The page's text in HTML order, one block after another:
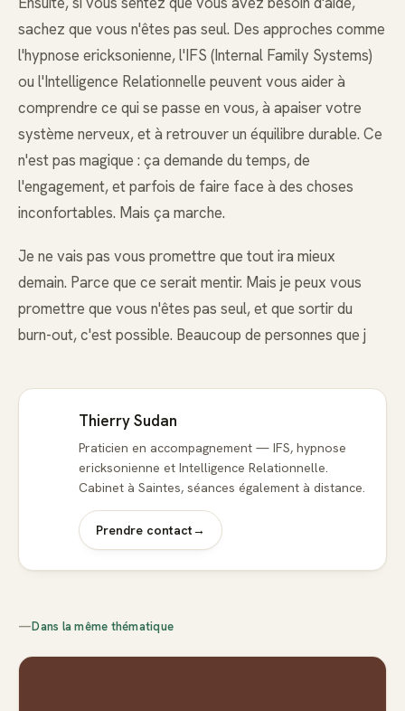
sachez que vous n'êtes pas seul. Des approches comme
l'hypnose ericksonienne, l'IFS (Internal Family Systems)
ou l'Intelligence Relationnelle peuvent vous aider à
comprendre ce qui se passe en vous, à apaiser votre
système nerveux, et à retrouver un équilibre durable. Ce
n'est pas magique : ça demande du temps, de
l'engagement, et parfois de faire face à des choses
inconfortables. Mais ça marche.
Je ne vais pas vous promettre que tout ira mieux
demain. Parce que ce serait mentir. Mais je peux vous
promettre que vous n'êtes pas seul, et que sortir du
burn-out, c'est possible. Beaucoup de personnes que j
Thierry Sudan
Praticien en accompagnement — IFS, hypnose
ericksonienne et Intelligence Relationnelle.
Cabinet à Saintes, séances également à distance.
Prendre contact→
—Dans la même thématique